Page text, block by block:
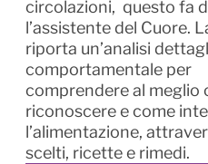
circolazioni, questo fa
l’assistente del Cuore.
riporta un’analisi
comportamentale per
comprendere al meglio
riconoscere e come
l’alimentazione,
scelti, ricette e rimedi.